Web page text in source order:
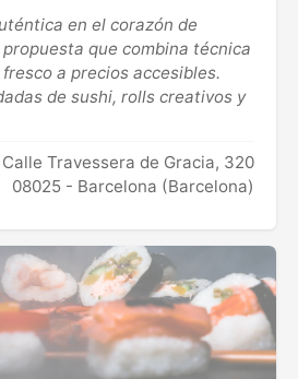
en el corazón de
que combina técnica
a precios accesibles.
de sushi, rolls creativos y
Calle Travessera de Gracia, 320
08025 - Barcelona (Barcelona)